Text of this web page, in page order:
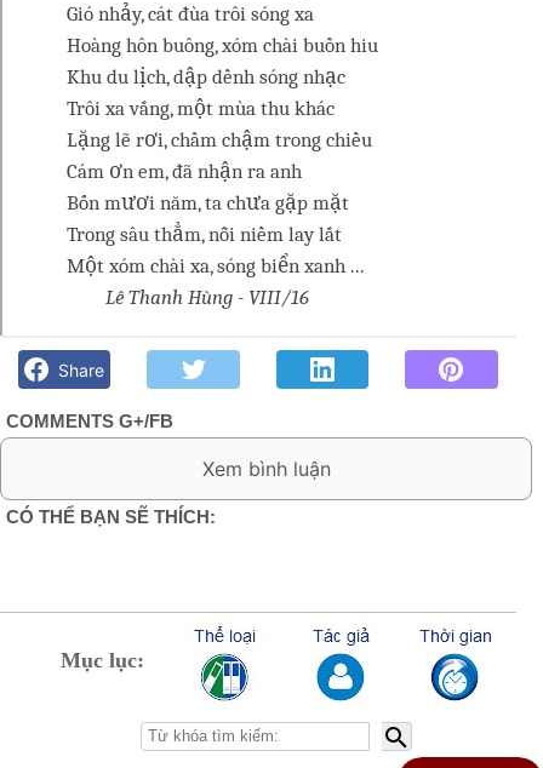
Gió nhảy, cát đùa trôi sóng xa
Hoàng hôn buông, xóm chài buồn hiu
Khu du lịch, dập dềnh sóng nhạc
Trôi xa vắng, một mùa thu khác
Lặng lẽ rơi, chầm chậm trong chiều
Cám ơn em, đã nhận ra anh
Bốn mươi năm, ta chưa gặp mặt
Trong sâu thẳm, nỗi niềm lay lắt
Một xóm chài xa, sóng biển xanh ...
Lê Thanh Hùng - VIII/16
Phố núi và bạn bè. Chút gì để nhớ!
Share
COMMENTS G+/FB
0 Comment:
CÓ THỂ BẠN SẼ THÍCH:
Mục lục: